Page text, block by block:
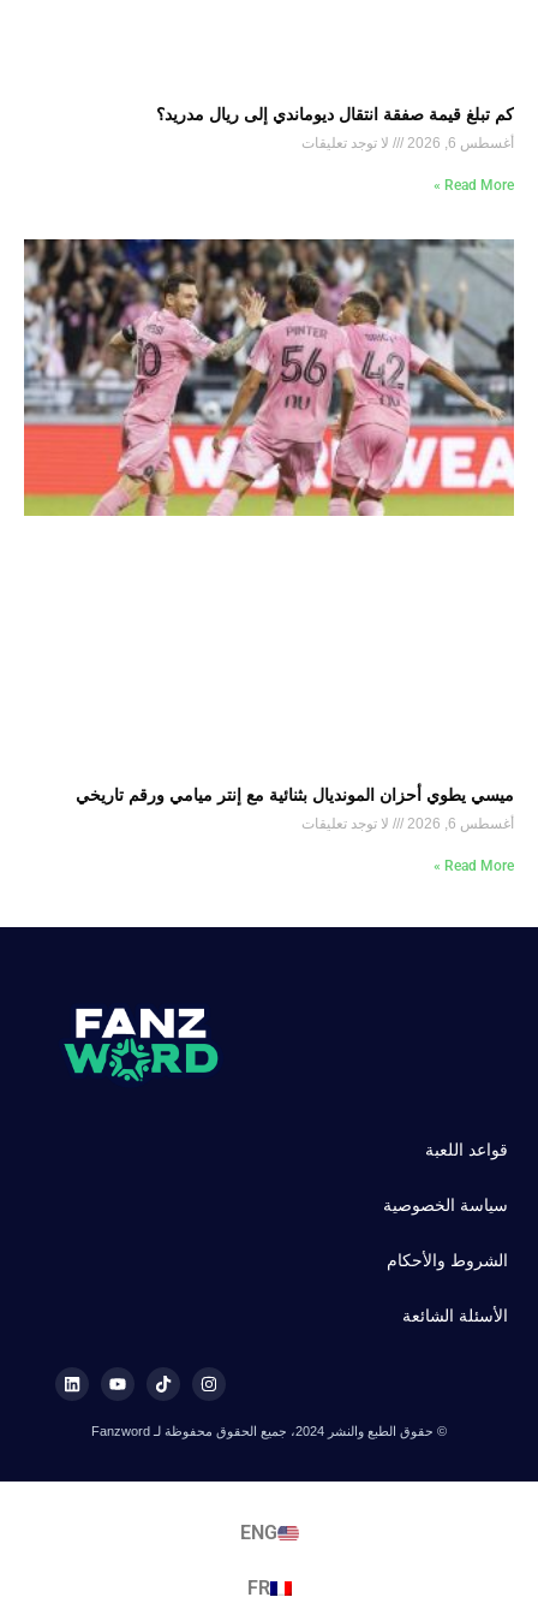
كم تبلغ قيمة صفقة انتقال ديوماندي إلى ريال مدريد؟
أغسطس 6, 2026 لا توجد تعليقات
Read More »
ميسي يطوي أحزان المونديال بثنائية مع إنتر ميامي ورقم تاريخي
أغسطس 6, 2026 لا توجد تعليقات
Read More »
قواعد اللعبة
سياسة الخصوصية
الشروط والأحكام
الأسئلة الشائعة
© حقوق الطبع والنشر 2024، جميع الحقوق محفوظة لـ Fanzword
ENG
FR